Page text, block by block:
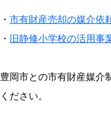
・ 市有財産売却の媒介依
・
旧静修小学校の活用事
豊岡市との市有財産媒介
ください。